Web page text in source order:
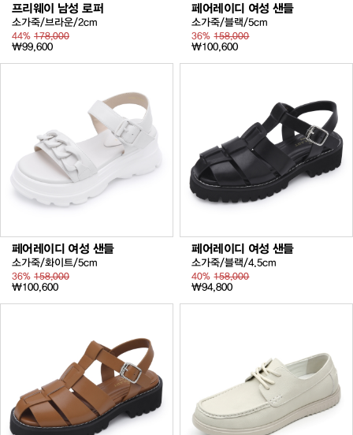
프리웨이 남성 로퍼
소가죽/브라운/2cm
44% 178,000
₩99,600
페어레이디 여성 샌들
소가죽/블랙/5cm
36%158,000
₩100,600
페어레이디 여성 샌들
소가죽/화이트/5cm
36% 158,000
₩100,600
페어레이디 여성 샌들
소가죽/블랙/4.5cm
40%158,000
₩94,800